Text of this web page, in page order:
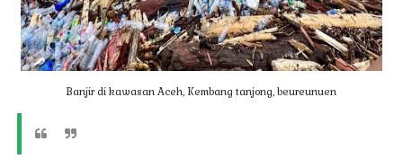
Banjir di kawasan Aceh, Kembang tanjong, beureunuen